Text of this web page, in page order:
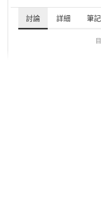
討論 詳細 筆記